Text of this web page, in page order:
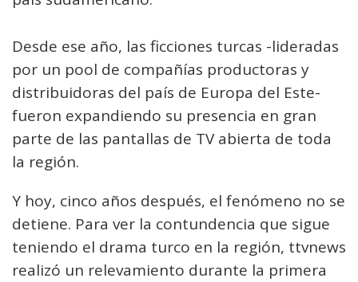
Desde ese año, las ficciones turcas -lideradas
por un pool de compañías productoras y
distribuidoras del país de Europa del Este-
fueron expandiendo su presencia en gran
parte de las pantallas de TV abierta de toda
la región.
Y hoy, cinco años después, el fenómeno no se
detiene. Para ver la contundencia que sigue
teniendo el drama turco en la región, ttvnews
realizó un relevamiento durante la primera